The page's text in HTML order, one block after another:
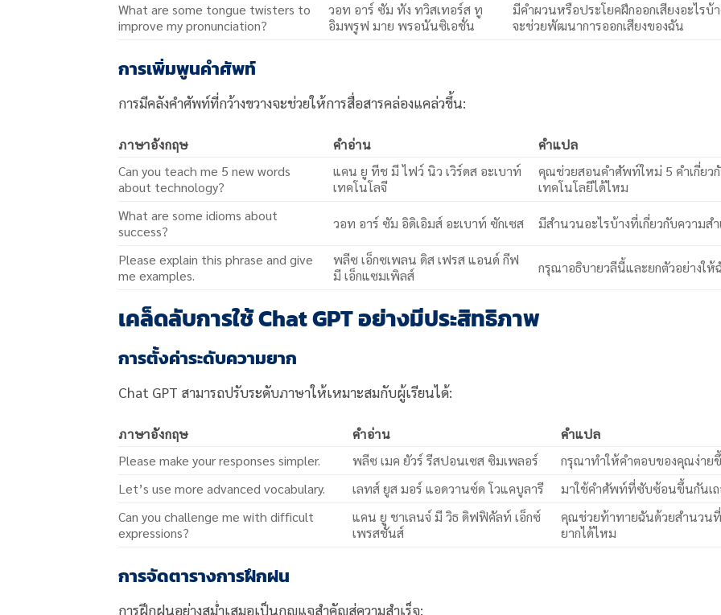
What are some tongue twisters to
improve my pronunciation?
วอท อาร์ ซัม ทัง ทวิสเทอร์ส ทู
อิมพรูฟ มาย พรอนันซิเอชั่น
มีคำผวนหรือประโยคฝึกออกเสียงอะไรบ้
จะช่วยพัฒนาการออกเสียงของฉัน
การเพิ่มพูนคำศัพท์
การมีคลังคำศัพท์ที่กว้างขวางจะช่วยให้การสื่อสารคล่องแคล่วขึ้น:
ภาษาอังกฤษ คำอ่าน
คำแปล
Can you teach me 5 new words
about technology?
แคน ยู ทีช มี ไฟว์ นิว เวิร์ดส อะเบาท์
เทคโนโลจี
คุณช่วยสอนคำศัพท์ใหม่ 5 คำเกี่ยว
เทคโนโลยีได้ไหม
What are some idioms about
success?
วอท อาร์ ซัม อิดิเอิมส์ อะเบาท์ ซักเซส มีสำนวนอะไรบ้างที่เกี่ยวกับความสำ
Please explain this phrase and give
me examples.
พลีซ เอ็กซเพลน ดิส เฟรส แอนด์ กีฟ
มี เอ็กแซมเพิลส์
กรุณาอธิบายวลีนี้และยกตัวอย่างให้
เคล็ดลับการใช้ Chat GPT อย่างมีประสิทธิภาพ
การตั้งค่าระดับความยาก
Chat GPT สามารถปรับระดับภาษาให้เหมาะสมกับผู้เรียนได้:
ภาษาอังกฤษ คำอ่าน
คำแปล
Please make your responses simpler.
พลีซ เมค ยัวร์ รีสปอนเซส ซิมเพลอร์
กรุณาทำให้คำตอบของคุณง่าย
Let’s use more advanced vocabulary.
เลทส์ ยูส มอร์ แอดวานซ์ด โวแคบูลารี
มาใช้คำศัพท์ที่ซับซ้อนขึ้นกันเถ
Can you challenge me with difficult
expressions?
แคน ยู ชาเลนจ์ มี วิธ ดิฟฟิคัลท์ เอ็กซ์
เพรสชั่นส์
คุณช่วยท้าทายฉันด้วยสำนวนที่
ยากได้ไหม
การจัดตารางการฝึกฝน
การฝึกฝนอย่างสม่ำเสมอเป็นกุญแจสำคัญสู่ความสำเร็จ: